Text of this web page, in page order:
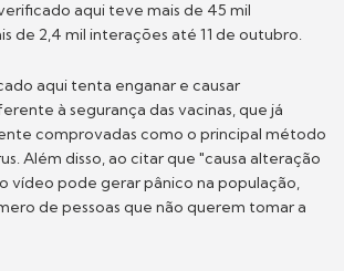
aqui teve mais de 45 mil
de 2,4 mil interações até 11 de outubro.
aqui tenta enganar e causar
à segurança das vacinas, que já
comprovadas como o principal método
Além disso, ao citar que "causa alteração
vídeo pode gerar pânico na população,
de pessoas que não querem tomar a